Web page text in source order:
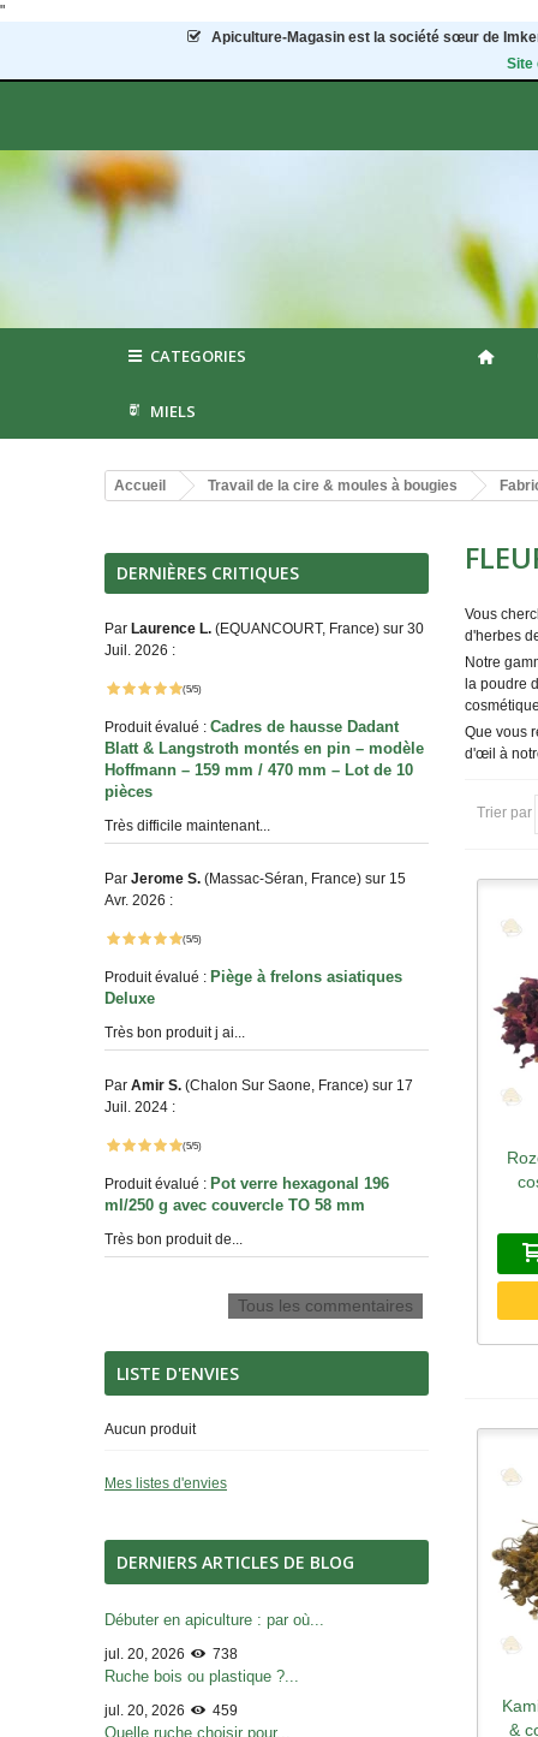
"
Apiculture-Magasin est la société sœur de
Site
CATEGORIES
MIELS
Accueil Travail de la cire & moules à bougies
DERNIÈRES CRITIQUES
Par Laurence L. (EQUANCOURT, France) sur 30
Juil. 2026 :
(5/5)
Produit évalué : Cadres de hausse Dadant
Blatt & Langstroth montés en pin – modèle
Hoffmann – 159 mm / 470 mm – Lot de 10
pièces
Très difficile maintenant...
Par Jerome S. (Massac-Séran, France) sur 15
Avr. 2026 :
(5/5)
Produit évalué : Piège à frelons asiatiques
Deluxe
Très bon produit j ai...
Par Amir S. (Chalon Sur Saone, France) sur 17
Juil. 2024 :
(5/5)
Produit évalué : Pot verre hexagonal 196
ml/250 g avec couvercle TO 58 mm
Très bon produit de...
Tous les commentaires
LISTE D'ENVIES
Aucun produit
Mes listes d'envies
DERNIERS ARTICLES DE BLOG
Débuter en apiculture : par où...
jul. 20, 2026 738
Ruche bois ou plastique ?...
jul. 20, 2026 459
Quelle ruche choisir pour...
Vous
d'herbes
Notre
la poudre
Que vous
d'œil à
Trier par
&